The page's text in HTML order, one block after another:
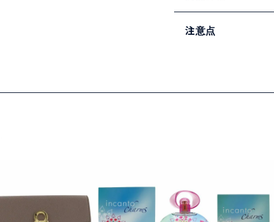
注意点